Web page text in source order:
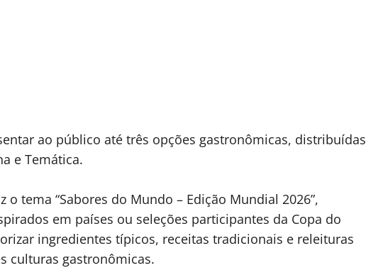
ao público até três opções gastronômicas, distribuídas
e Temática.
o tema “Sabores do Mundo – Edição Mundial 2026”,
em países ou seleções participantes da Copa do
ingredientes típicos, receitas tradicionais e releituras
culturas gastronômicas.